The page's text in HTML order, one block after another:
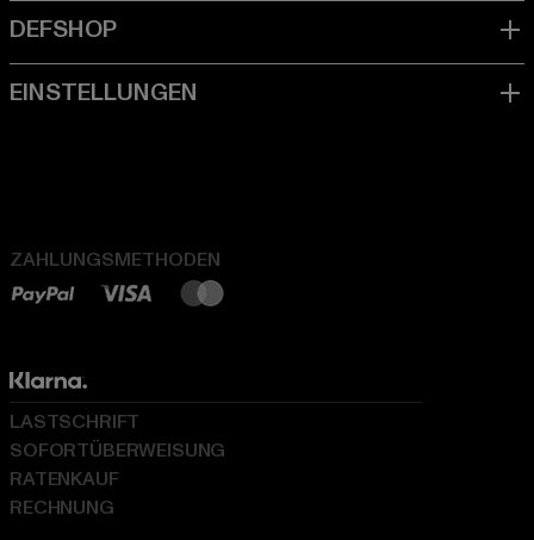
ZAHLUNGSMETHODEN
LASTSCHRIFT
SOFORTÜBERWEISUNG
RATENKAUF
RECHNUNG